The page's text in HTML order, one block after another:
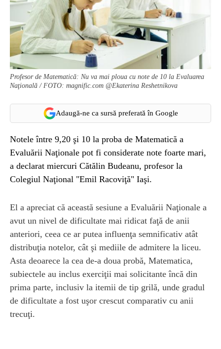
Profesor de Matematică: Nu va mai ploua cu note de 10 la Evaluarea
Naţională / FOTO: magnific.com @Ekaterina Reshetnikova
Adaugă-ne ca sursă preferată în Google
Notele între 9,20 şi 10 la proba de Matematică a
Evaluării Naţionale pot fi considerate note foarte mari,
a declarat miercuri Cătălin Budeanu, profesor la
Colegiul Naţional "Emil Racoviţă" Iaşi.
El a apreciat că această sesiune a Evaluării Naţionale a
avut un nivel de dificultate mai ridicat faţă de anii
anteriori, ceea ce ar putea influenţa semnificativ atât
distribuţia notelor, cât şi mediile de admitere la liceu.
Asta deoarece la cea de-a doua probă, Matematica,
subiectele au inclus exerciţii mai solicitante încă din
prima parte, inclusiv la itemii de tip grilă, unde gradul
de dificultate a fost uşor crescut comparativ cu anii
trecuţi.